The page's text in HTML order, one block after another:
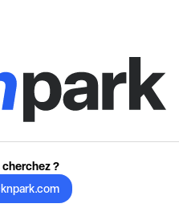
cherchez ?